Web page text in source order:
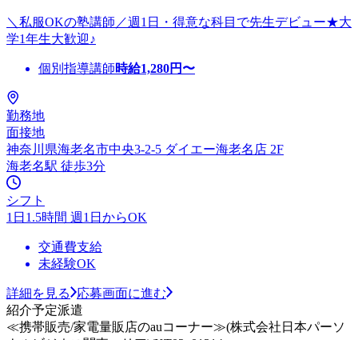
＼私服OKの塾講師／週1日・得意な科目で先生デビュー★大
学1年生大歓迎♪
個別指導講師時給1,280円〜
勤務地
面接地
神奈川県海老名市中央3-2-5 ダイエー海老名店 2F
海老名駅 徒歩3分
シフト
1日1.5時間 週1日からOK
交通費支給
未経験OK
詳細を見る
応募画面に進む
紹介予定派遣
≪携帯販売/家電量販店のauコーナー≫(株式会社日本パーソ